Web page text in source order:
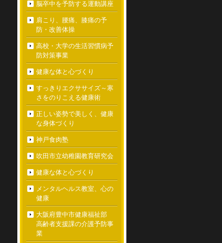
脳卒中を予防する運動講座
肩こり、腰痛、膝痛の予
防・改善体操
高校・大学の生活習慣病予
防対策事業
健康な体と心づくり
すっきりエクササイズ～寒
さをのりこえる健康術
正しい姿勢で美しく、健康
な身体づくり
神戸食肉塾
吹田市立幼稚園教育研究会
健康な体と心づくり
メンタルヘルス教室、心の
健康
大阪府豊中市健康福祉部
高齢者支援課の介護予防事
業